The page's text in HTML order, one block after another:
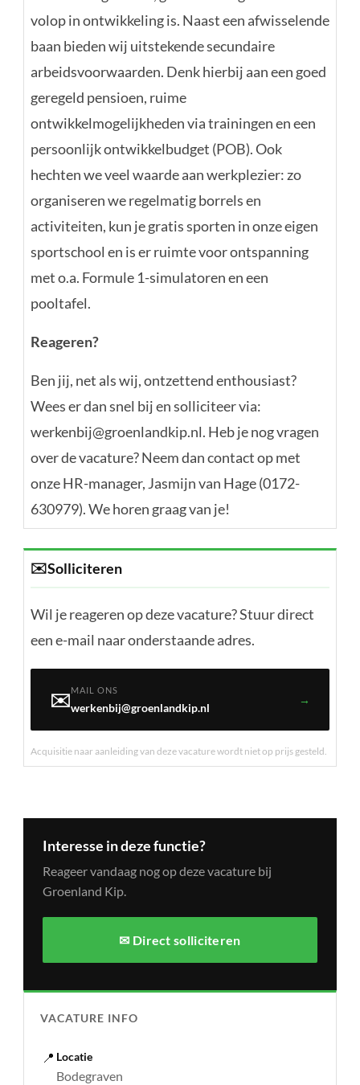
volop in ontwikkeling is. Naast een afwisselende
baan bieden wij uitstekende secundaire
arbeidsvoorwaarden. Denk hierbij aan een goed
geregeld pensioen, ruime
ontwikkelmogelijkheden via trainingen en een
persoonlijk ontwikkelbudget (POB). Ook
hechten we veel waarde aan werkplezier: zo
organiseren we regelmatig borrels en
activiteiten, kun je gratis sporten in onze eigen
sportschool en is er ruimte voor ontspanning
met o.a. Formule 1-simulatoren en een
pooltafel.
Reageren?
Ben jij, net als wij, ontzettend enthousiast?
Wees er dan snel bij en solliciteer via:
werkenbij@groenlandkip.nl. Heb je nog vragen
over de vacature? Neem dan contact op met
onze HR-manager, Jasmijn van Hage (0172-
630979). We horen graag van je!
✉️Solliciteren
Wil je reageren op deze vacature? Stuur direct
een e-mail naar onderstaande adres.
✉️MAIL ONS
werkenbij@groenlandkip.nl
→
Acquisitie naar aanleiding van deze vacature wordt niet op prijs gesteld.
Interesse in deze functie?
Reageer vandaag nog op deze vacature bij
Groenland Kip.
✉ Direct solliciteren
VACATURE INFO
📍 Locatie
Bodegraven